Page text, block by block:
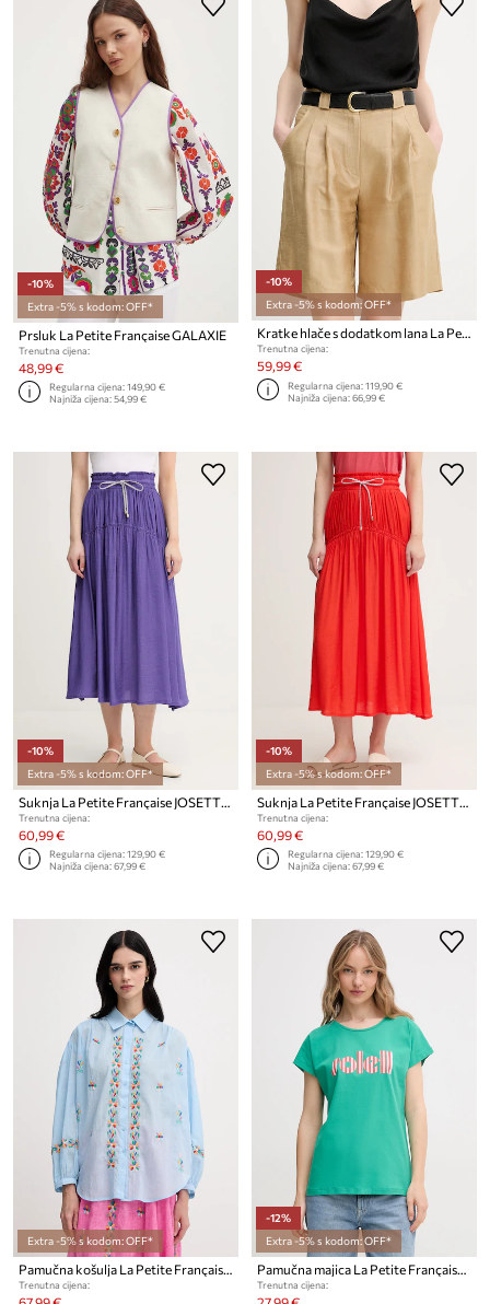
-10%
Extra -5% s kodom: OFF*
Prsluk La Petite Française GALAXIE
Trenutna cijena:
48,99 €
Regularna cijena:149,90 €
Najniža cijena:54,99 €
-10%
Extra -5% s kodom: OFF*
Kratke hlače s dodatkom lana La Petite Française SAVOUREUX
Trenutna cijena:
59,99 €
Regularna cijena:119,90 €
Najniža cijena:66,99 €
-10%
Extra -5% s kodom: OFF*
Suknja La Petite Française JOSETTE
Trenutna cijena:
60,99 €
Regularna cijena:129,90 €
Najniža cijena:67,99 €
-10%
Extra -5% s kodom: OFF*
Suknja La Petite Française JOSETTE
Trenutna cijena:
60,99 €
Regularna cijena:129,90 €
Najniža cijena:67,99 €
Extra -5% s kodom: OFF*
Pamučna košulja La Petite Française CHEN
Trenutna cijena:
-12%
Extra -5% s kodom: OFF*
Pamučna majica La Petite Française TYFANY
Trenutna cijena: